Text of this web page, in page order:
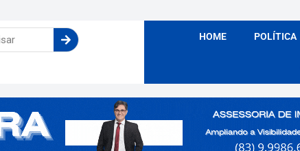
HOME POLÍTICA